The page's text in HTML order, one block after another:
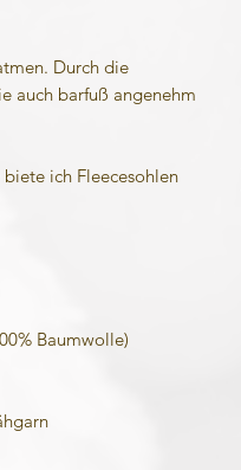
Durch die
auch barfuß angenehm
ich Fleecesohlen
Baumwolle)